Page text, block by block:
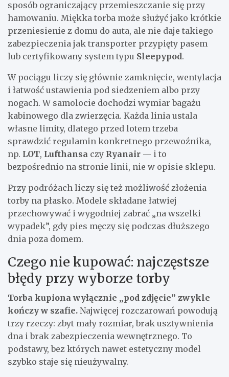
sposób ograniczający przemieszczanie się przy
hamowaniu. Miękka torba może służyć jako krótkie
przeniesienie z domu do auta, ale nie daje takiego
zabezpieczenia jak transporter przypięty pasem
lub certyfikowany system typu Sleepypod.
W pociągu liczy się głównie zamknięcie, wentylacja
i łatwość ustawienia pod siedzeniem albo przy
nogach. W samolocie dochodzi wymiar bagażu
kabinowego dla zwierzęcia. Każda linia ustala
własne limity, dlatego przed lotem trzeba
sprawdzić regulamin konkretnego przewoźnika,
np. LOT, Lufthansa czy Ryanair — i to
bezpośrednio na stronie linii, nie w opisie sklepu.
Przy podróżach liczy się też możliwość złożenia
torby na płasko. Modele składane łatwiej
przechowywać i wygodniej zabrać „na wszelki
wypadek”, gdy pies męczy się podczas dłuższego
dnia poza domem.
Czego nie kupować: najczęstsze
błędy przy wyborze torby
Torba kupiona wyłącznie „pod zdjęcie” zwykle
kończy w szafie. Najwięcej rozczarowań powodują
trzy rzeczy: zbyt mały rozmiar, brak usztywnienia
dna i brak zabezpieczenia wewnętrznego. To
podstawy, bez których nawet estetyczny model
szybko staje się nieużywalny.